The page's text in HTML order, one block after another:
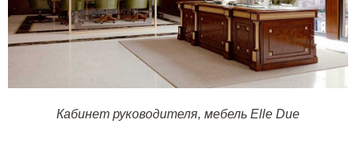
Кабинет руководителя, мебель Elle Due